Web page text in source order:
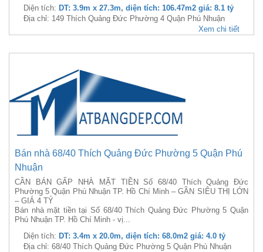
Diện tích: DT: 3.9m x 27.3m, diện tích: 106.47m2 giá: 8.1 tỷ
Địa chỉ: 149 Thích Quảng Đức Phường 4 Quận Phú Nhuận
Xem chi tiết
Bán nhà 68/40 Thích Quảng Đức Phường 5 Quận Phú
Nhuận
CẦN BÁN GẤP NHÀ MẶT TIỀN Số 68/40 Thích Quảng Đức
Phường 5 Quận Phú Nhuận TP. Hồ Chí Minh – GẦN SIÊU THỊ LỚN
– GIÁ 4 TỶ
Bán nhà mặt tiền tại Số 68/40 Thích Quảng Đức Phường 5 Quận
Phú Nhuận TP. Hồ Chí Minh - vị...
Diện tích: DT: 3.4m x 20.0m, diện tích: 68.0m2 giá: 4.0 tỷ
Địa chỉ: 68/40 Thích Quảng Đức Phường 5 Quận Phú Nhuận